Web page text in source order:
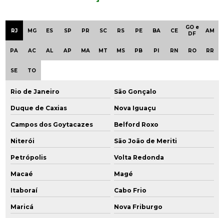
Empresa especializada em consultoria ambiental
Empresa de gerenciamento ambiental
Empresa de gestão ambiental
Empresa que faz análise de solo
Empresas de consultoria ambiental em são paulo
Empresas de consultoria em meio ambiente
Empresas de monitoramento ambiental
Empresas de remediação ambiental
RJ MG ES SP PR SC RS PE BA CE
GO e
DF
AM
PA AC AL AP MA MT MS PB PI RN RO RR
SE TO
Rio de Janeiro São Gonçalo
Duque de Caxias Nova Iguaçu
Campos dos Goytacazes Belford Roxo
Niterói São João de Meriti
Petrópolis Volta Redonda
Macaé Magé
Itaboraí Cabo Frio
Maricá Nova Friburgo